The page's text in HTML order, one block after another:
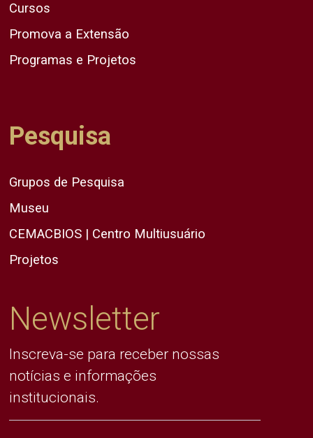
Cursos
Promova a Extensão
Programas e Projetos
Pesquisa
Grupos de Pesquisa
Museu
CEMACBIOS | Centro Multiusuário
Projetos
Newsletter
Inscreva-se para receber nossas
notícias e informações
institucionais.